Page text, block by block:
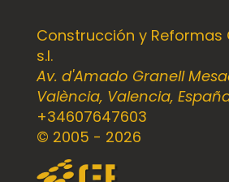
Construcción y Reformas
s.l.
Av. d'Amado Granell
València, Valencia,
+34607647603
© 2005 - 2026